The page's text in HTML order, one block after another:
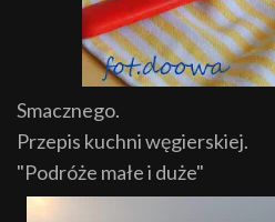
Smacznego.
Przepis kuchni węgierskiej.
"Podróże małe i duże"